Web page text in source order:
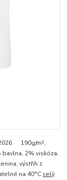
190g/m²,
2% viskóza,
výstřih z
na 40°C celý